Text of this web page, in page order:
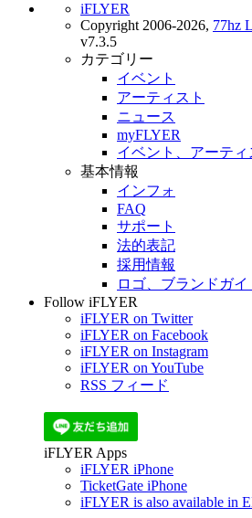
iFLYER
Copyright 2006-2026, 77hz
v7.3.5
カテゴリー
イベント
アーティスト
ニュース
myFLYER
イベント、アーテ
基本情報
インフォ
FAQ
サポート
法的表記
採用情報
ロゴ、ブランドガ
Follow iFLYER
iFLYER on Twitter
iFLYER on Facebook
iFLYER on Instagram
iFLYER on YouTube
RSS フィード
iFLYER Apps
iFLYER iPhone
TicketGate iPhone
iFLYER is also available in